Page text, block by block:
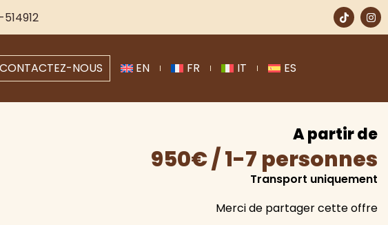
CONTACTEZ-NOUS EN FR IT ES
A partir de
950€ / 1-7 personnes
Transport uniquement
Merci de partager cette offre